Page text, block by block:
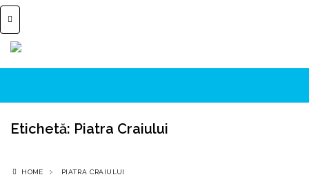
Etichetă: Piatra Craiului
HOME PIATRA CRAIULUI